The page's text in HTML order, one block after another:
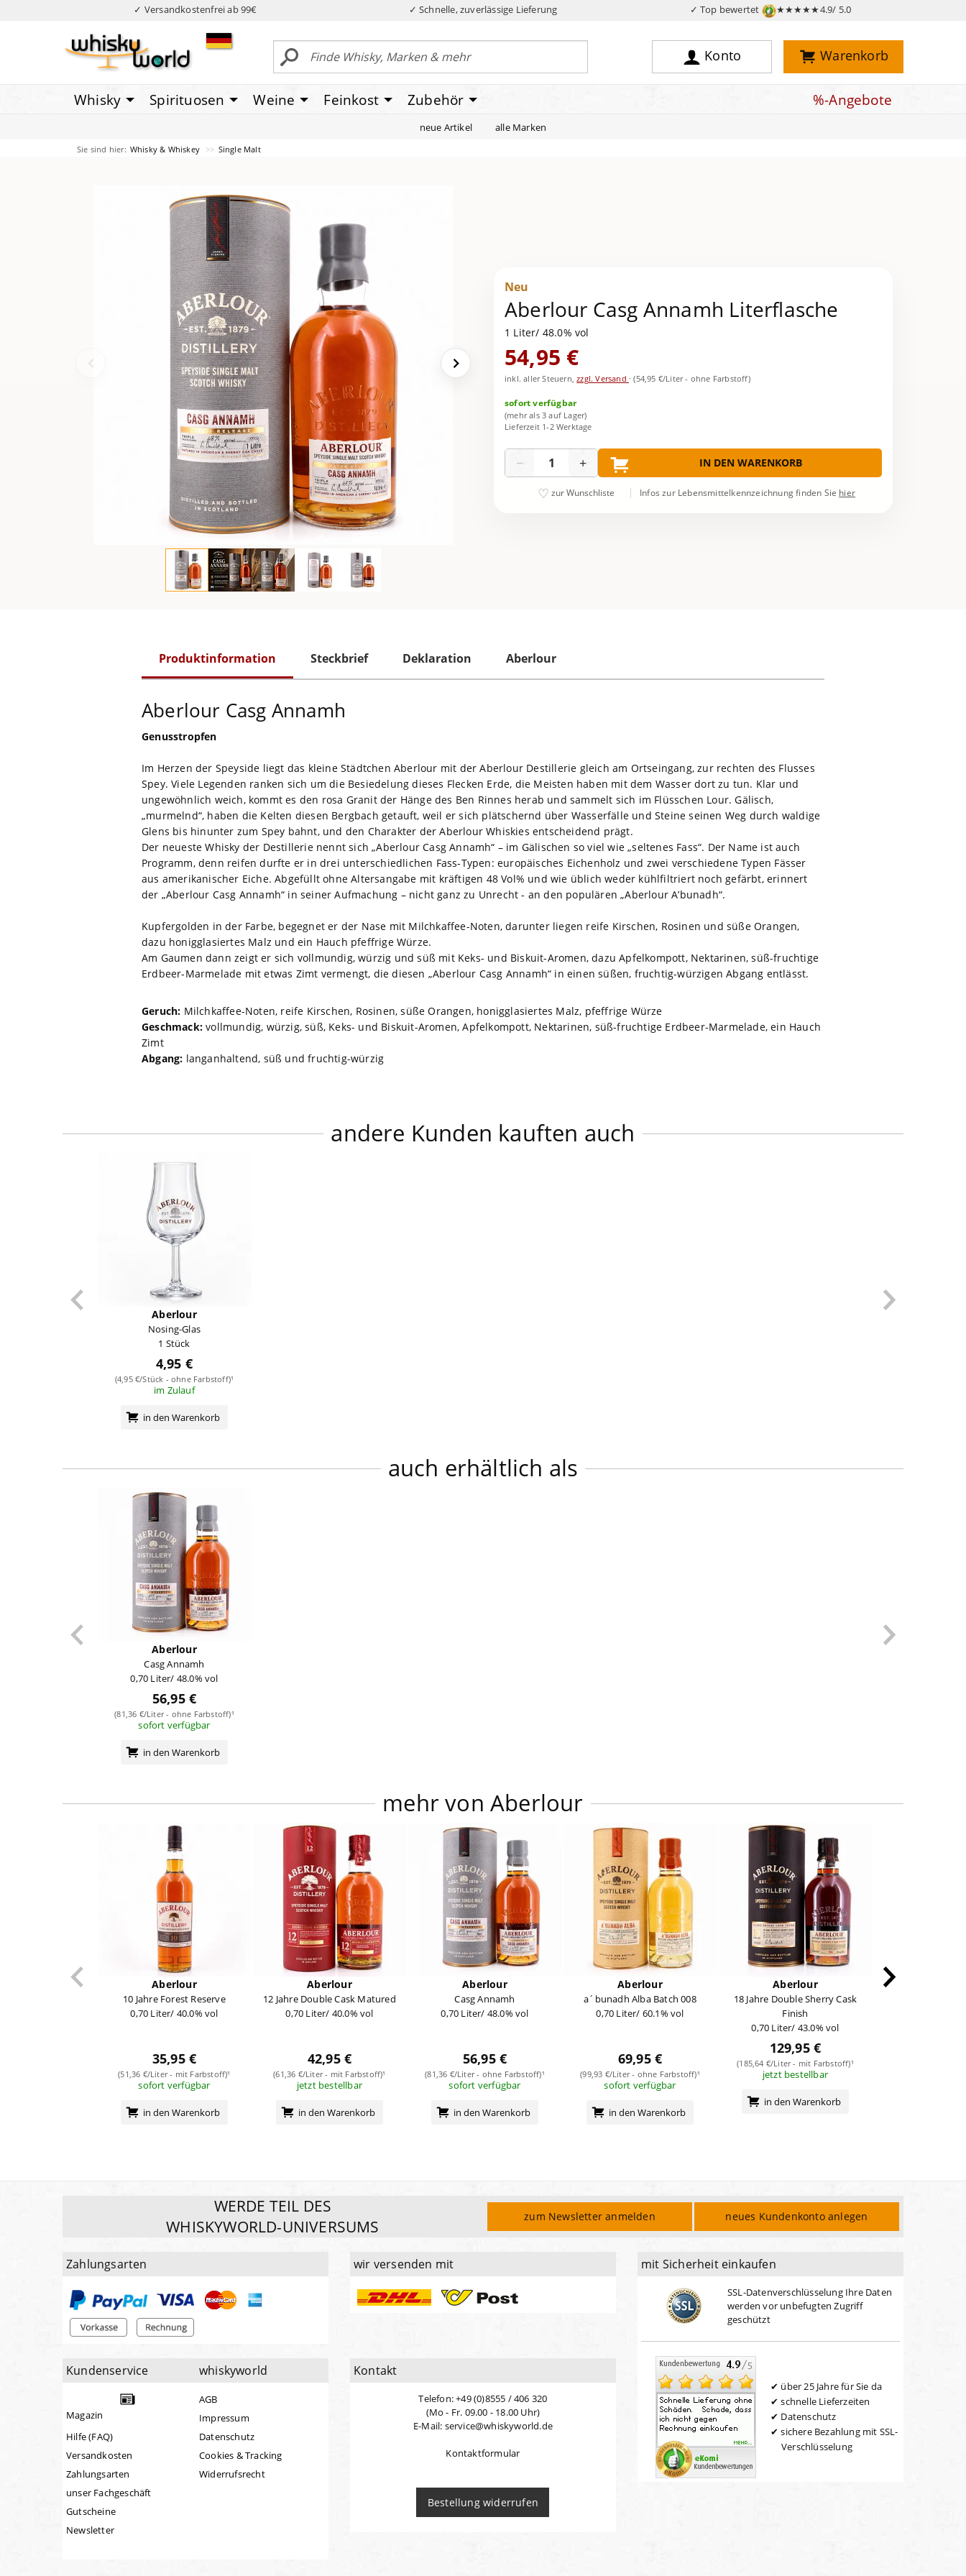
✓ Versandkostenfrei ab 99€ ✓ Schnelle, zuverlässige Lieferung ✓ Top bewertet ★★★★★4.9/ 5.0
Konto Warenkorb
Whisky Spirituosen Weine Feinkost Zubehör %-Angebote
neue Artikel alle Marken
Sie sind hier: Whisky & Whiskey Single Malt
Neu
Aberlour Casg Annamh Literflasche
1 Liter/ 48.0% vol
54,95 €
inkl. aller Steuern,zzgl. Versand ·(54,95 €/Liter - ohne Farbstoff)
sofort verfügbar
(mehr als 3 auf Lager)
Lieferzeit 1-2 Werktage
− + IN DEN WARENKORB
zur Wunschliste Infos zur Lebensmittelkennzeichnung finden Sie hier
Produktinformation Steckbrief Deklaration Aberlour
Aberlour Casg Annamh
Genusstropfen
Im Herzen der Speyside liegt das kleine Städtchen Aberlour mit der Aberlour Destillerie gleich am Ortseingang, zur rechten des Flusses
Spey. Viele Legenden ranken sich um die Besiedelung dieses Flecken Erde, die Meisten haben mit dem Wasser dort zu tun. Klar und
ungewöhnlich weich, kommt es den rosa Granit der Hänge des Ben Rinnes herab und sammelt sich im Flüsschen Lour. Gälisch,
„murmelnd“, haben die Kelten diesen Bergbach getauft, weil er sich plätschernd über Wasserfälle und Steine seinen Weg durch waldige
Glens bis hinunter zum Spey bahnt, und den Charakter der Aberlour Whiskies entscheidend prägt.
Der neueste Whisky der Destillerie nennt sich „Aberlour Casg Annamh“ – im Gälischen so viel wie „seltenes Fass“. Der Name ist auch
Programm, denn reifen durfte er in drei unterschiedlichen Fass-Typen: europäisches Eichenholz und zwei verschiedene Typen Fässer
aus amerikanischer Eiche. Abgefüllt ohne Altersangabe mit kräftigen 48 Vol% und wie üblich weder kühlfiltriert noch gefärbt, erinnert
der „Aberlour Casg Annamh“ in seiner Aufmachung – nicht ganz zu Unrecht - an den populären „Aberlour A’bunadh“.
Kupfergolden in der Farbe, begegnet er der Nase mit Milchkaffee-Noten, darunter liegen reife Kirschen, Rosinen und süße Orangen,
dazu honigglasiertes Malz und ein Hauch pfeffrige Würze.
Am Gaumen dann zeigt er sich vollmundig, würzig und süß mit Keks- und Biskuit-Aromen, dazu Apfelkompott, Nektarinen, süß-fruchtige
Erdbeer-Marmelade mit etwas Zimt vermengt, die diesen „Aberlour Casg Annamh“ in einen süßen, fruchtig-würzigen Abgang entlässt.
Geruch: Milchkaffee-Noten, reife Kirschen, Rosinen, süße Orangen, honigglasiertes Malz, pfeffrige Würze
Geschmack: vollmundig, würzig, süß, Keks- und Biskuit-Aromen, Apfelkompott, Nektarinen, süß-fruchtige Erdbeer-Marmelade, ein Hauch
Zimt
Abgang: langanhaltend, süß und fruchtig-würzig
andere Kunden kauften auch
Aberlour
Nosing-Glas
1 Stück
4,95 €
(4,95 €/Stück - ohne Farbstoff)¹
im Zulauf
in den Warenkorb
auch erhältlich als
Aberlour
Casg Annamh
0,70 Liter/ 48.0% vol
56,95 €
(81,36 €/Liter - ohne Farbstoff)¹
sofort verfügbar
in den Warenkorb
mehr von Aberlour
Aberlour
10 Jahre Forest Reserve
0,70 Liter/ 40.0% vol
35,95 €
(51,36 €/Liter - mit Farbstoff)¹
sofort verfügbar
in den Warenkorb
Aberlour
12 Jahre Double Cask Matured
0,70 Liter/ 40.0% vol
42,95 €
(61,36 €/Liter - mit Farbstoff)¹
jetzt bestellbar
in den Warenkorb
Aberlour
Casg Annamh
0,70 Liter/ 48.0% vol
56,95 €
(81,36 €/Liter - ohne Farbstoff)¹
sofort verfügbar
in den Warenkorb
Aberlour
a´bunadh Alba Batch 008
0,70 Liter/ 60.1% vol
69,95 €
(99,93 €/Liter - ohne Farbstoff)¹
sofort verfügbar
in den Warenkorb
Aberlour
18 Jahre Double Sherry Cask
Finish
0,70 Liter/ 43.0% vol
129,95 €
(185,64 €/Liter - mit Farbstoff)¹
jetzt bestellbar
in den Warenkorb
WERDE TEIL DES
WHISKYWORLD-UNIVERSUMS
zum Newsletter anmelden neues Kundenkonto anlegen
Zahlungsarten wir versenden mit
Kundenservice
Magazin
Hilfe (FAQ)
Versandkosten
Zahlungsarten
unser Fachgeschäft
Gutscheine
Newsletter
whiskyworld
AGB
Impressum
Datenschutz
Cookies & Tracking
Widerrufsrecht
Kontakt
Telefon: +49 (0)8555 / 406 320
(Mo - Fr. 09.00 - 18.00 Uhr)
E-Mail: service@whiskyworld.de
Kontaktformular
Bestellung widerrufen
mit Sicherheit einkaufen
SSL-Datenverschlüsselung Ihre Daten
werden vor unbefugten Zugriff
geschützt
über 25 Jahre für Sie da
schnelle Lieferzeiten
Datenschutz
sichere Bezahlung mit SSL-
Verschlüsselung